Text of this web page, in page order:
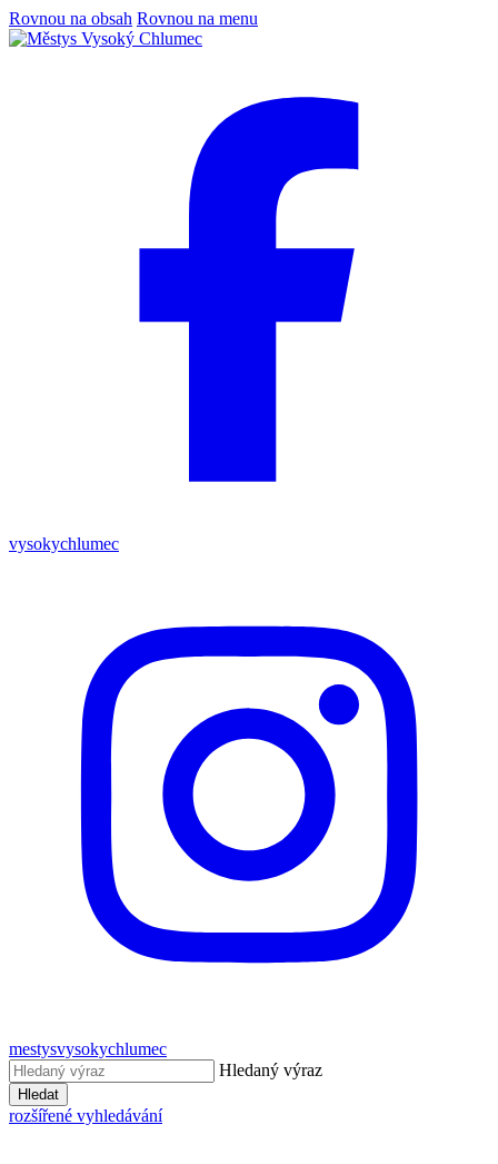
Rovnou na obsah Rovnou na menu
vysokychlumec
mestysvysokychlumec
Hledaný výraz
Hledat
rozšířené vyhledávání